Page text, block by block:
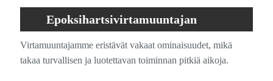
Epoksihartsivirtamuuntajan
tuoteominaisuudet
Virtamuuntajamme eristävät vakaat ominaisuudet, mikä
takaa turvallisen ja luotettavan toiminnan pitkiä aikoja.